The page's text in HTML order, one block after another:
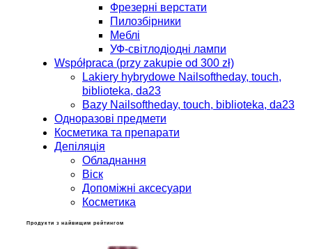
Фрезерні верстати
Пилозбірники
Меблі
УФ-світлодіодні лампи
Współpraca (przy zakupie od 300 zł)
Lakiery hybrydowe Nailsoftheday, touch,
biblioteka, da23
Bazy Nailsoftheday, touch, biblioteka, da23
Одноразові предмети
Косметика та препарати
Депіляція
Обладнання
Віск
Допоміжні аксесуари
Косметика
Продукти з найвищим рейтингом